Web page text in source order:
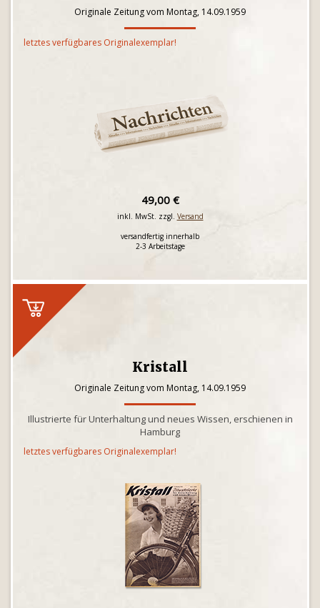
Originale Zeitung vom Montag, 14.09.1959
letztes verfügbares Originalexemplar!
49,00 €
inkl. MwSt. zzgl. Versand
versandfertig innerhalb
2-3 Arbeitstage
Kristall
Originale Zeitung vom Montag, 14.09.1959
Illustrierte für Unterhaltung und neues Wissen, erschienen in
Hamburg
letztes verfügbares Originalexemplar!